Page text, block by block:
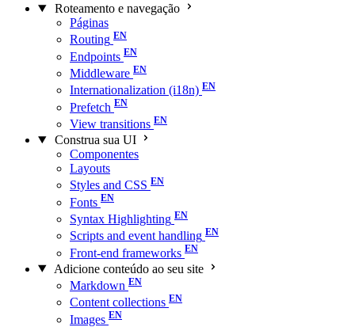
Roteamento e navegação
Páginas
Routing
Endpoints
Middleware
Internationalization (i18n)
Prefetch
View transitions
Construa sua UI
Componentes
Layouts
Styles and CSS
Fonts
Syntax Highlighting
Scripts and event handling
Front-end frameworks
Adicione conteúdo ao seu site
Markdown
Content collections
Images